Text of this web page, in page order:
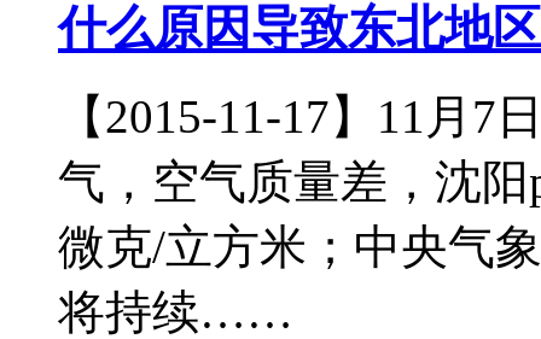
什么原因导致东北地
【2015-11-17】11月
气，空气质量差，沈
微克/立方米；中央气
将持续……